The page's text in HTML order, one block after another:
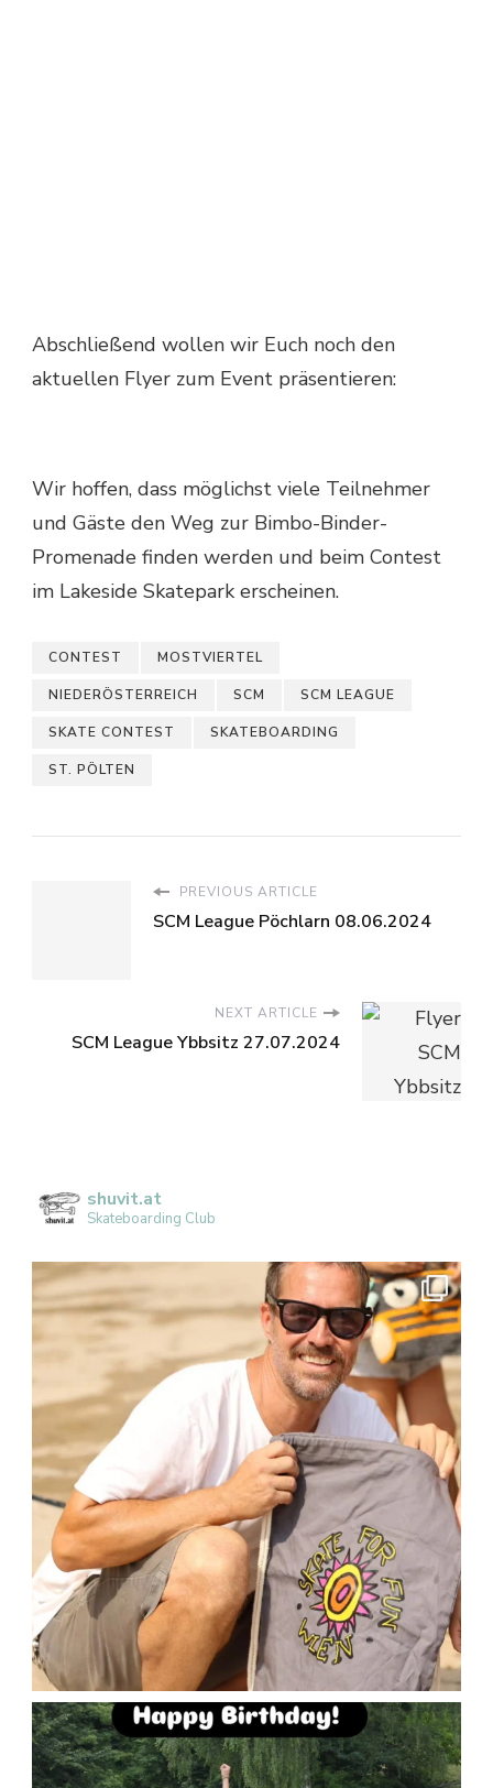
Abschließend wollen wir Euch noch den
aktuellen Flyer zum Event präsentieren:
Wir hoffen, dass möglichst viele Teilnehmer
und Gäste den Weg zur Bimbo-Binder-
Promenade finden werden und beim Contest
im Lakeside Skatepark erscheinen.
CONTEST MOSTVIERTEL
NIEDERÖSTERREICH SCM SCM LEAGUE
SKATE CONTEST SKATEBOARDING
ST. PÖLTEN
PREVIOUS ARTICLE
SCM League Pöchlarn 08.06.2024
NEXT ARTICLE
SCM League Ybbsitz 27.07.2024
shuvit.at
Skateboarding Club